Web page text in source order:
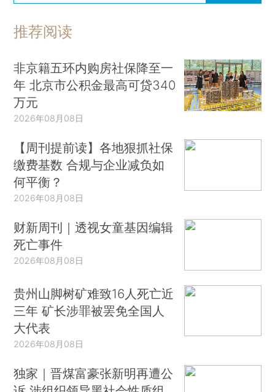
推荐阅读
非京籍五环内购房社保降至一
年 北京市公积金最高可贷340
万元
2026年08月08日
【周刊提前读】各地狠抓社保
缴费基数 合规与企业减负如
何平衡？
2026年08月08日
财新周刊｜透视女童基因编辑
死亡事件
2026年08月08日
贵州山脚树矿难致16人死亡近
三年 矿长涉罪被罢免全国人
大代表
2026年08月08日
独家｜晋煤富豪张新明再遭公